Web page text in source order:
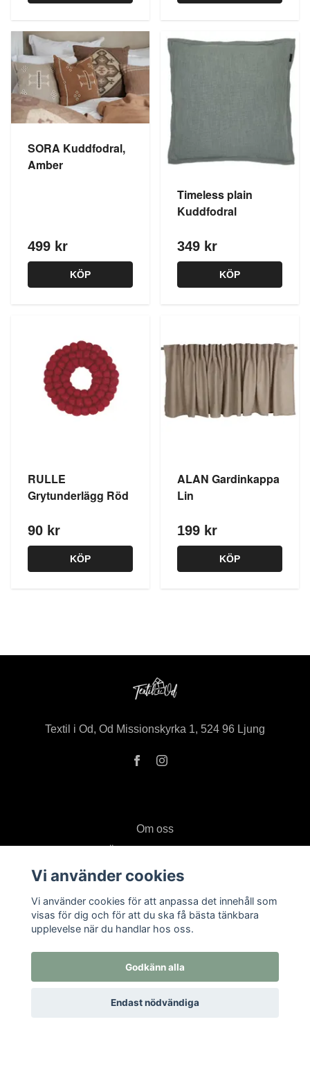
SORA Kuddfodral,
Amber
499 kr
KÖP
Timeless plain
Kuddfodral
349 kr
KÖP
RULLE
Grytunderlägg Röd
90 kr
KÖP
ALAN Gardinkappa
Lin
199 kr
KÖP
Textil i Od, Od Missionskyrka 1, 524 96 Ljung
Om oss
Kontakt
Köpvillkor
Returer
Prenumerera på vårt nyhetsbrev
Vi använder cookies
Vi använder cookies för att anpassa det innehåll som
visas för dig och för att du ska få bästa tänkbara
upplevelse när du handlar hos oss.
Godkänn alla
Endast nödvändiga